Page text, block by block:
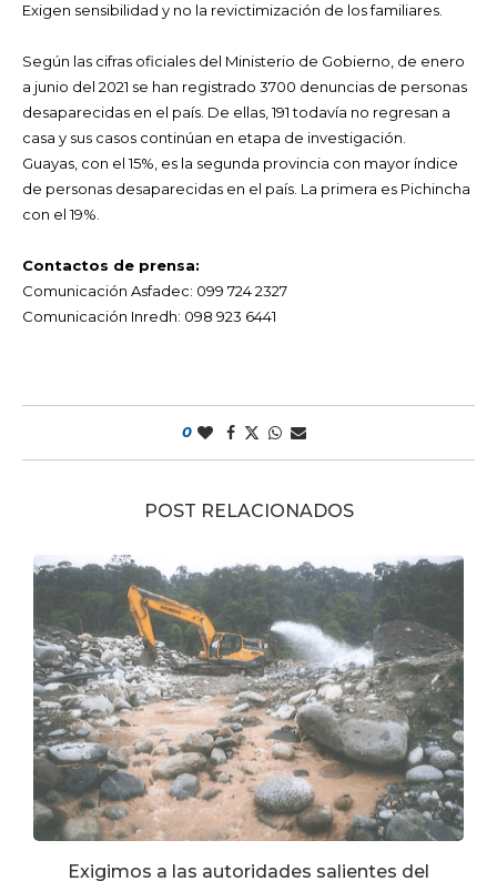
Exigen sensibilidad y no la revictimización de los familiares.
Según las cifras oficiales del Ministerio de Gobierno, de enero
a junio del 2021 se han registrado 3700 denuncias de personas
desaparecidas en el país. De ellas, 191 todavía no regresan a
casa y sus casos continúan en etapa de investigación.
Guayas, con el 15%, es la segunda provincia con mayor índice
de personas desaparecidas en el país. La primera es Pichincha
con el 19%.
Contactos de prensa:
Comunicación Asfadec: 099 724 2327
Comunicación Inredh: 098 923 6441
0
POST RELACIONADOS
Exigimos a las autoridades salientes del